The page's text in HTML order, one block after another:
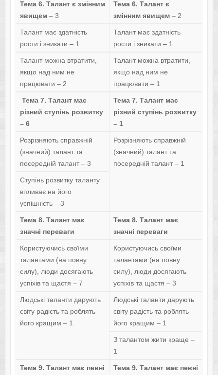
Тема 6. Талант є змінним
явищем – 3
Тема 6. Талант є
змінним явищем – 2
Талант має здатність
рости і зникати – 1
Талант має здатність
рости і зникати – 1
Талант можна втратити,
якщо над ним не
працювати – 2
Талант можна втратити,
якщо над ним не
працювати – 1
Тема 7. Талант має
різний ступінь розвитку
– 6
Тема 7. Талант має
різний ступінь розвитку
– 1
Розрізняють справжній
(значний) талант та
посередній талант – 3
Розрізняють справжній
(значний) талант та
посередній талант – 1
Ступінь розвитку таланту
впливає на його
успішність – 3
Тема 8. Талант має
значні переваги
Тема 8. Талант має
значні переваги
Користуючись своїми
талантами (на повну
силу), люди досягають
успіхів та щастя – 7
Користуючись своїми
талантами (на повну
силу), люди досягають
успіхів та щастя – 3
Людські таланти дарують
світу радість та роблять
його кращим – 1
Людські таланти дарують
світу радість та роблять
його кращим – 1
З талантом жити краще –
1
Тема 9. Талант має певні
Тема 9. Талант має певні